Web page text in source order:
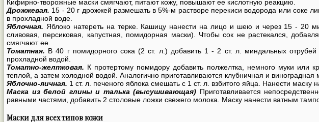
Кифирно-творожные маски смягчают, питают кожу, повышают ее кислотную реакцию.
Дрожжевая. 15 - 20 г дрожжей размешать в 5%-м растворе перекиси водорода или соке
в прохладной воде.
Яблочная. Яблоко натереть на терке. Кашицу нанести на лицо и шею и через 15 - 20
сливовая, персиковая, капустная, помидорная маски). Чтобы сок не растекался,
смягчают ее.
Томатная. В 40 г помидорного сока (2 ст. л.) добавить 1 - 2 ст. л. миндальных
прохладной водой.
Томатно-желтковая. К протертому помидору добавить полжелтка, немного муки
теплой, а затем холодной водой. Аналогично приготавливаются клубничная и виноградная
Яблочно-яичная. 1 ст. л. печеного яблока смешать с 1 ст. л. взбитого яйца. Нанести
Маска из белой глины и талька (высушивающая) Приготавливается
равными частями, добавить 2 столовые ложки свежего молока. Маску нанести ватным
Маски для всех типов кожи